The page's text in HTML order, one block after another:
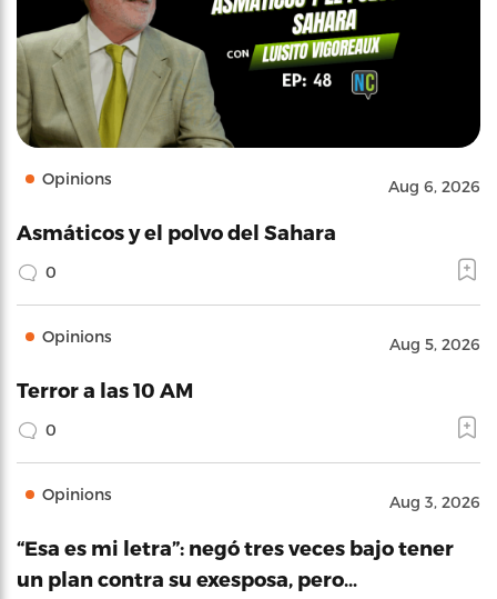
Opinions Aug 6, 2026
Asmáticos y el polvo del Sahara
0
Opinions Aug 5, 2026
Terror a las 10 AM
0
Opinions Aug 3, 2026
“Esa es mi letra”: negó tres veces bajo tener
un plan contra su exesposa, pero…